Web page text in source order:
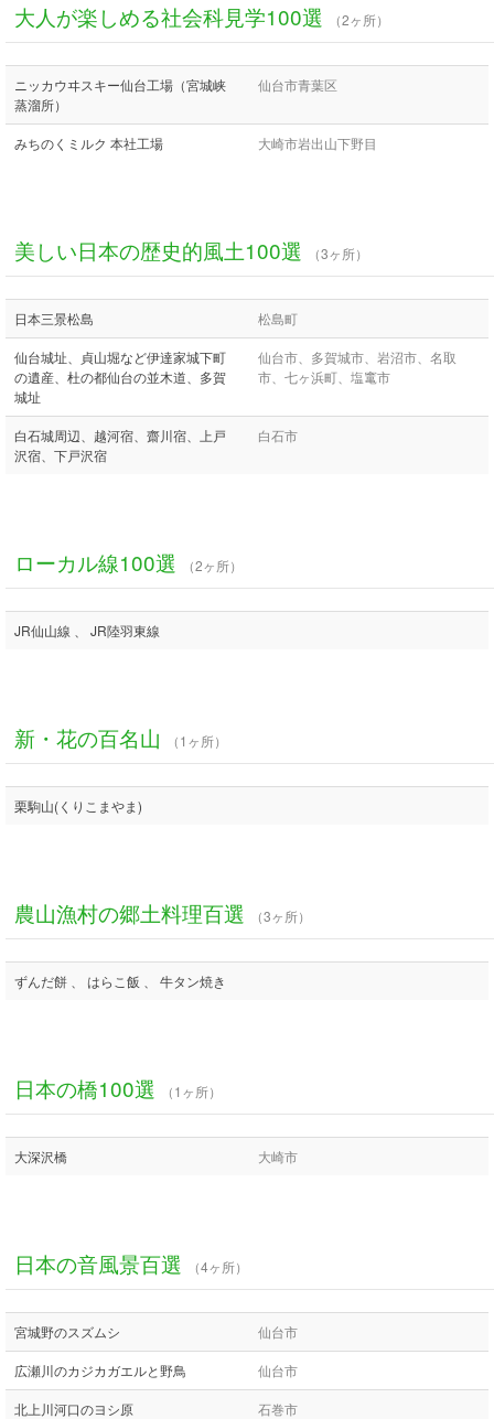
大人が楽しめる社会科見学100選 （2ヶ所）
ニッカウヰスキー仙台工場（宮城峡
蒸溜所）
仙台市青葉区
みちのくミルク 本社工場 大崎市岩出山下野目
美しい日本の歴史的風土100選 （3ヶ所）
日本三景松島 松島町
仙台城址、貞山堀など伊達家城下町
の遺産、杜の都仙台の並木道、多賀
城址
仙台市、多賀城市、岩沼市、名取
市、七ヶ浜町、塩竃市
白石城周辺、越河宿、齋川宿、上戸
沢宿、下戸沢宿
白石市
ローカル線100選 （2ヶ所）
JR仙山線 、 JR陸羽東線
新・花の百名山 （1ヶ所）
栗駒山(くりこまやま)
農山漁村の郷土料理百選 （3ヶ所）
ずんだ餅 、 はらこ飯 、 牛タン焼き
日本の橋100選 （1ヶ所）
大深沢橋 大崎市
日本の音風景百選 （4ヶ所）
宮城野のスズムシ 仙台市
広瀬川のカジカガエルと野鳥 仙台市
北上川河口のヨシ原 石巻市